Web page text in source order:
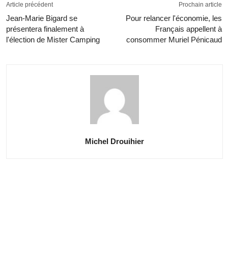
Article précédent
Jean-Marie Bigard se
présentera finalement à
l'élection de Mister Camping
Prochain article
Pour relancer l'économie, les
Français appellent à
consommer Muriel Pénicaud
Michel Drouihier